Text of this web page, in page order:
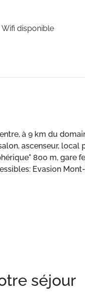
Wifi disponible
à 9 km du
ascenseur,
800 m, gare
Evasion
séjour